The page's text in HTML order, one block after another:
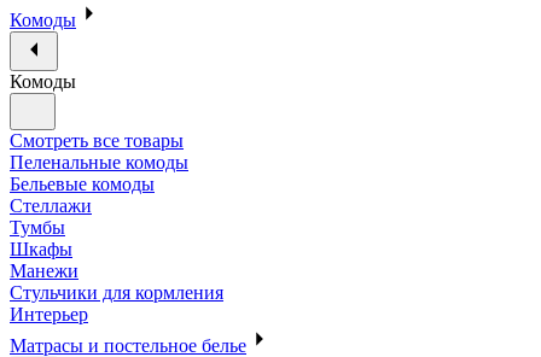
Комоды
Комоды
Смотреть все товары
Пеленальные комоды
Бельевые комоды
Стеллажи
Тумбы
Шкафы
Манежи
Стульчики для кормления
Интерьер
Матрасы и постельное белье